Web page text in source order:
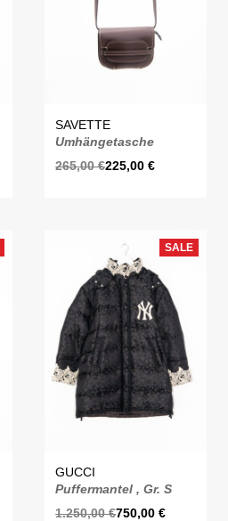
SAVETTE
Umhängetasche
265,00€225,00€
SALE
GUCCI
Puffermantel , Gr. S
1.250,00€750,00€